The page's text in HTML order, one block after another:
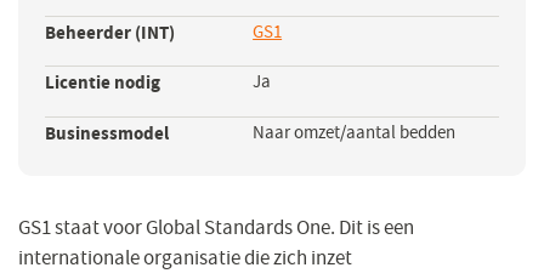
nieuw
in
een
Beheerder (INT) GS1
in
nieuw
Licentie nodig Ja
Businessmodel Naar omzet/aantal bedden
GS1 staat voor Global Standards One. Dit is een
internationale organisatie die zich inzet